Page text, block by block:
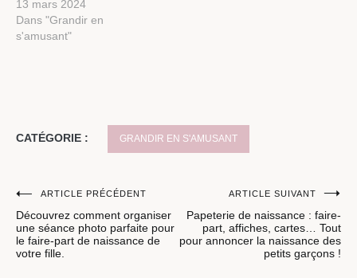
13 mars 2024
Dans "Grandir en
s'amusant"
CATÉGORIE : GRANDIR EN S'AMUSANT
Navigation
de
l’article
ARTICLE PRÉCÉDENT
Découvrez comment organiser
une séance photo parfaite pour
le faire-part de naissance de
votre fille.
ARTICLE SUIVANT
Papeterie de naissance : faire-
part, affiches, cartes… Tout
pour annoncer la naissance des
petits garçons !